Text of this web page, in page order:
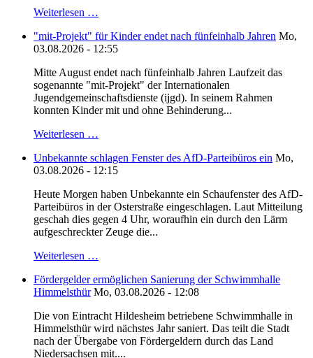
Weiterlesen …
"mit-Projekt" für Kinder endet nach fünfeinhalb Jahren Mo,
03.08.2026 - 12:55
Mitte August endet nach fünfeinhalb Jahren Laufzeit das
sogenannte "mit-Projekt" der Internationalen
Jugendgemeinschaftsdienste (ijgd). In seinem Rahmen
konnten Kinder mit und ohne Behinderung...
Weiterlesen …
Unbekannte schlagen Fenster des AfD-Parteibüros ein Mo,
03.08.2026 - 12:15
Heute Morgen haben Unbekannte ein Schaufenster des AfD-
Parteibüros in der Osterstraße eingeschlagen. Laut Mitteilung
geschah dies gegen 4 Uhr, woraufhin ein durch den Lärm
aufgeschreckter Zeuge die...
Weiterlesen …
Fördergelder ermöglichen Sanierung der Schwimmhalle
Himmelsthür Mo, 03.08.2026 - 12:08
Die von Eintracht Hildesheim betriebene Schwimmhalle in
Himmelsthür wird nächstes Jahr saniert. Das teilt die Stadt
nach der Übergabe von Fördergeldern durch das Land
Niedersachsen mit....